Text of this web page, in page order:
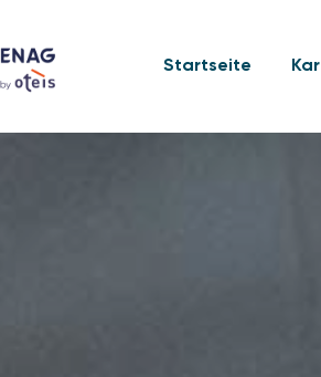
Startseite